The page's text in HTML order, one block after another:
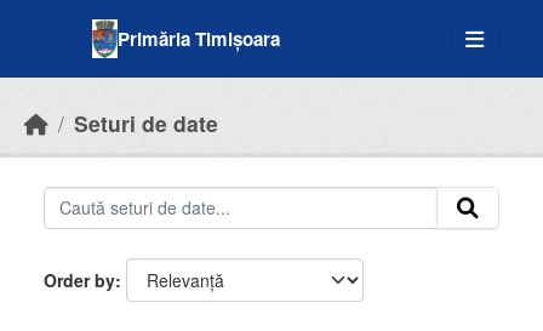
Primăria Timișoara
Seturi de date
Order by